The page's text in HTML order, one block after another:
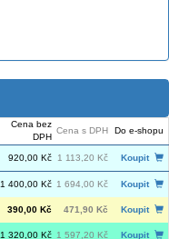
Cena bez
DPH
Cena s DPH Do e-shopu
920,00 Kč 1 113,20 Kč
Koupit
1 400,00 Kč 1 694,00 Kč
Koupit
390,00 Kč 471,90 Kč
Koupit
1 320,00 Kč 1 597,20 Kč Koupit